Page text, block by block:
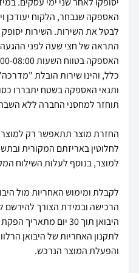
האספקה שנבחר, הלקוח יעודכן
לבטל את השירות. השירות
התראה של חצי שעה לפני
כלל, והינו שירות הובלת
ותנאי האספקה בשטח יתבררו
החזרת מוצר תתאפשר רק
לקבלת ומימוש האחריות מול
הרכישה ובמידת הצורך
היבואן תוך 30 יום
לתקנון האחריות של היבואן
והפעלת המוצר הנרכש.